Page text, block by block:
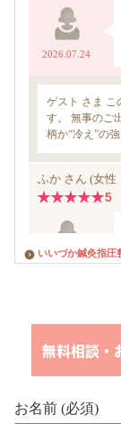
いいづか鍼灸指圧
お名前 (必須)